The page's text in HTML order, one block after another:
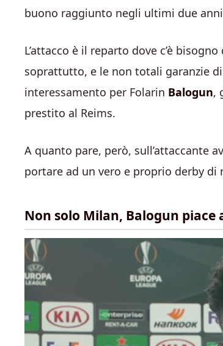
buono raggiunto negli ultimi due
L’attacco è il reparto dove c’è
soprattutto, e le non totali garanzie
interessamento per Folarin Balogun,
prestito al Reims.
A quanto pare, però, sull’attaccante
portare ad un vero e proprio derby di
Non solo Milan, Balogun